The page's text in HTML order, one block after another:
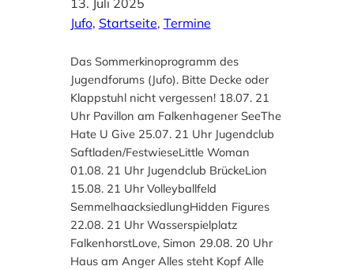
13. Juli 2025
Jufo, Startseite, Termine
Das Sommerkinoprogramm des
Jugendforums (Jufo). Bitte Decke oder
Klappstuhl nicht vergessen! 18.07. 21
Uhr Pavillon am Falkenhagener SeeThe
Hate U Give 25.07. 21 Uhr Jugendclub
Saftladen/FestwieseLittle Woman
01.08. 21 Uhr Jugendclub BrückeLion
15.08. 21 Uhr Volleyballfeld
SemmelhaacksiedlungHidden Figures
22.08. 21 Uhr Wasserspielplatz
FalkenhorstLove, Simon 29.08. 20 Uhr
Haus am Anger Alles steht Kopf Alle